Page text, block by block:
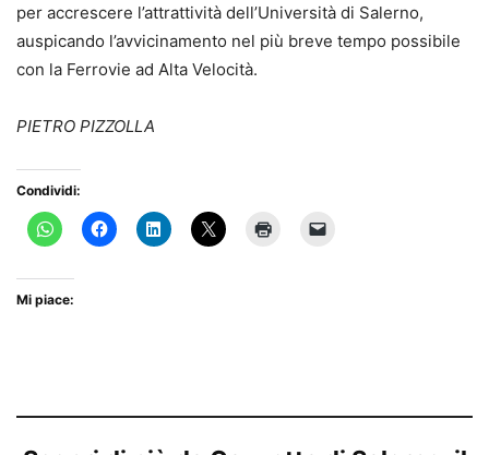
per accrescere l’attrattività dell’Università di Salerno,
auspicando l’avvicinamento nel più breve tempo possibile
con la Ferrovie ad Alta Velocità.
PIETRO PIZZOLLA
Condividi:
Mi piace: